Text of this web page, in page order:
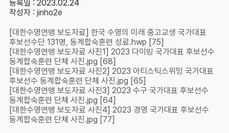
등록일 : 2023.02.24
작성자 : jinho2e
[대한수영연맹 보도자료] 한국 수영의 미래 중고교생 국가대표
후보선수단 131명, 동계합숙훈련 성료.hwp [75]
[대한수영연맹 보도자료 사진1] 2023 다이빙 국가대표 후보선수
동계합숙훈련 단체 사진.jpg [68]
[대한수영연맹 보도자료 사진2] 2023 아티스틱스위밍 국가대표
후보선수 동계합숙훈련 단체 사진.jpg [65]
[대한수영연맹 보도자료 사진3] 2023 수구 국가대표 후보선수
동계합숙훈련 단체 사진.jpg [64]
[대한수영연맹 보도자료 사진4] 2023 경영 국가대표 후보선수
동계합숙훈련 단체 사진.jpg [77]